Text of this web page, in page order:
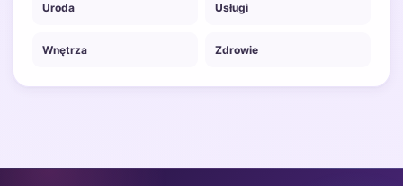
Uroda Usługi
Wnętrza Zdrowie